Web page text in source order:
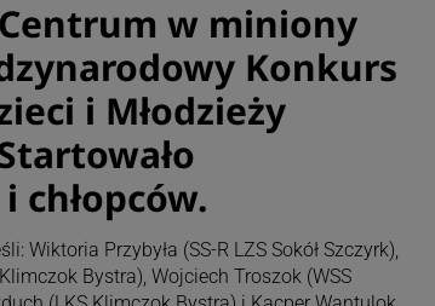
w miniony
Konkurs
i Młodzieży
chłopców.
Przybyła (SS-R LZS Sokół Szczyrk),
Bystra), Wojciech Troszok (WSS